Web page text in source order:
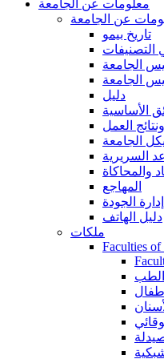
معلومات عن الجامعة
عن الجامعة
تاريخ بيمو
التصنيفات
الجامعة
الجامعة
دليل
الأساسية
العمل
الجامعة
السريرية
والمحاكاة
المهاجع
الجودة
دليل الهاتف
ملكات
Faculties
الطب